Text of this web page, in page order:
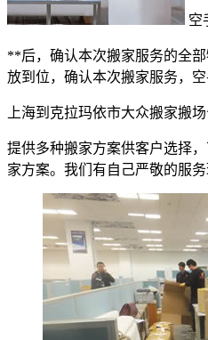
空
**后，确认本次搬家服务的全
放到位，确认本次搬家服务，
上海到克拉玛依市大众搬家搬
提供多种搬家方案供客户选择
家方案。我们有自己严敬的服务